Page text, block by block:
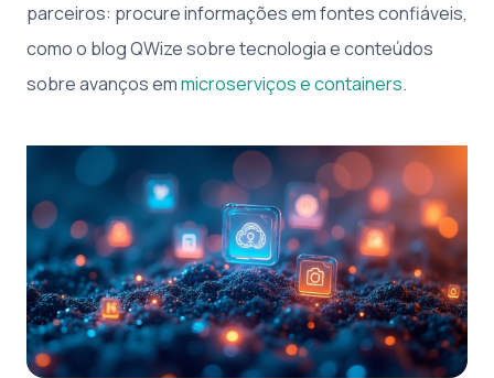
parceiros: procure informações em fontes confiáveis,
como o blog QWize sobre tecnologia e conteúdos
sobre avanços emmicroserviços e containers.